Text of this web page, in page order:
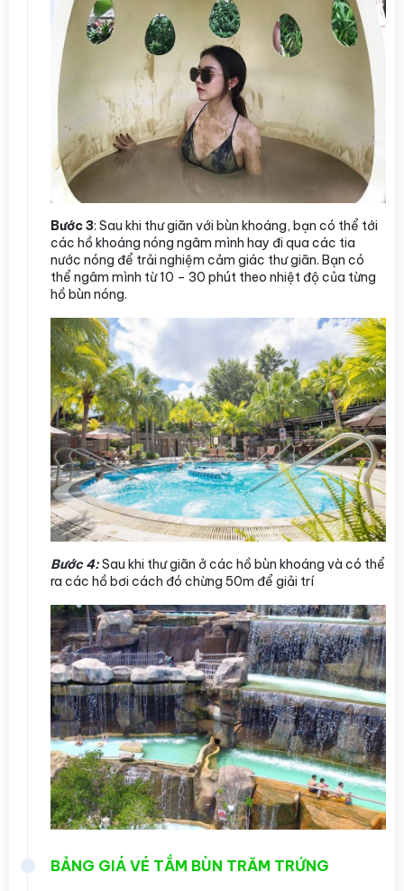
Bước 3: Sau khi thư giãn với bùn khoáng, bạn có thể tới
các hồ khoáng nóng ngâm mình hay đi qua các tia
nước nóng để trải nghiệm cảm giác thư giãn. Bạn có
thể ngâm mình từ 10 – 30 phút theo nhiệt độ của từng
hồ bùn nóng.
Bước 4:Sau khi thư giãn ở các hồ bùn khoáng và có thể
ra các hồ bơi cách đó chừng 50m để giải trí
BẢNG GIÁ VÉ TẮM BÙN TRĂM TRỨNG